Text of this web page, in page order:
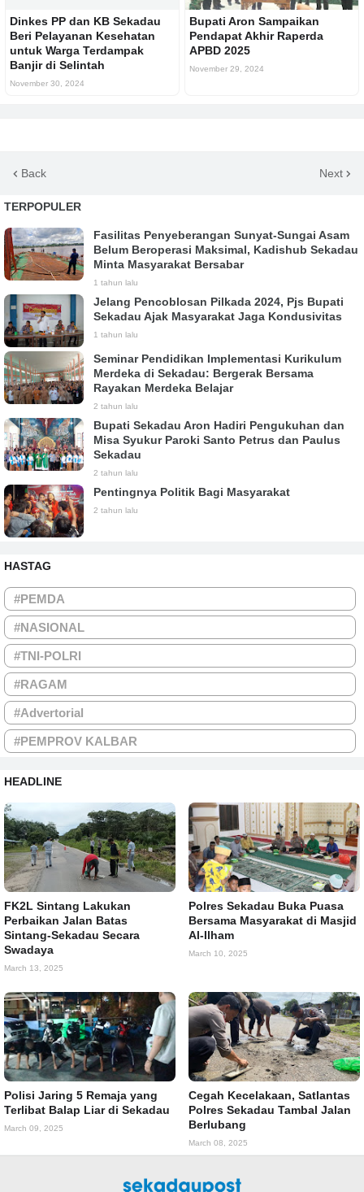
Dinkes PP dan KB Sekadau
Beri Pelayanan Kesehatan
untuk Warga Terdampak
Banjir di Selintah
November 30, 2024
Bupati Aron Sampaikan
Pendapat Akhir Raperda
APBD 2025
November 29, 2024
Back Next
TERPOPULER
Fasilitas Penyeberangan Sunyat-Sungai Asam
Belum Beroperasi Maksimal, Kadishub Sekadau
Minta Masyarakat Bersabar
1 tahun lalu
Jelang Pencoblosan Pilkada 2024, Pjs Bupati
Sekadau Ajak Masyarakat Jaga Kondusivitas
1 tahun lalu
Seminar Pendidikan Implementasi Kurikulum
Merdeka di Sekadau: Bergerak Bersama
Rayakan Merdeka Belajar
2 tahun lalu
Bupati Sekadau Aron Hadiri Pengukuhan dan
Misa Syukur Paroki Santo Petrus dan Paulus
Sekadau
2 tahun lalu
Pentingnya Politik Bagi Masyarakat
2 tahun lalu
HASTAG
#PEMDA
#NASIONAL
#TNI-POLRI
#RAGAM
#Advertorial
#PEMPROV KALBAR
HEADLINE
FK2L Sintang Lakukan
Perbaikan Jalan Batas
Sintang-Sekadau Secara
Swadaya
March 13, 2025
Polres Sekadau Buka Puasa
Bersama Masyarakat di Masjid
Al-Ilham
March 10, 2025
Polisi Jaring 5 Remaja yang
Terlibat Balap Liar di Sekadau
March 09, 2025
Cegah Kecelakaan, Satlantas
Polres Sekadau Tambal Jalan
Berlubang
March 08, 2025